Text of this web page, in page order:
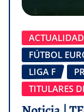
ACTUALIDAD
FÚTBOL
LIGA F
TITULARES